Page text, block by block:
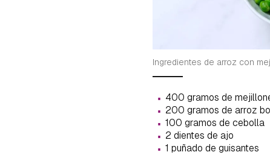
Ingredientes de arroz con
· 400 gramos de
· 200 gramos de arroz
· 100 gramos de cebolla
· 2 dientes de ajo
· 1 puñado de guisantes